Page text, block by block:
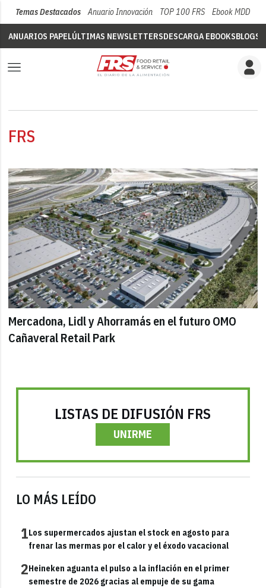
Temas Destacados Anuario Innovación TOP 100 FRS Ebook MDD
ANUARIOS PAPELÚLTIMAS NEWSLETTERSDESCARGA EBOOKSBLOGS
FRS
Mercadona, Lidl y Ahorramás en el futuro OMO
Cañaveral Retail Park
LISTAS DE DIFUSIÓN FRS
UNIRME
LO MÁS LEÍDO
1Los supermercados ajustan el stock en agosto para
frenar las mermas por el calor y el éxodo vacacional
2Heineken aguanta el pulso a la inflación en el primer
semestre de 2026 gracias al empuje de su gama